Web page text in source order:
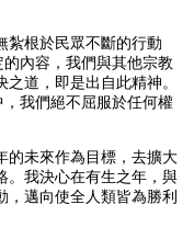
根於民眾不斷的行動
內容，我們與其他宗教
道，即是出自此精神。
我們絕不屈服於任何權
未來作為目標，去擴大
。我決心在有生之年，與
邁向使全人類皆為勝利